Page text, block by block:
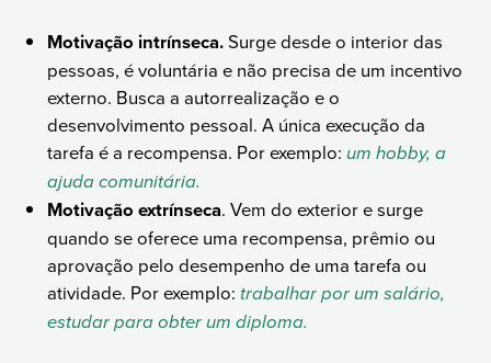
Motivação intrínseca.Surge desde o interior das
pessoas, é voluntária e não precisa de um incentivo
externo. Busca a autorrealização e o
desenvolvimento pessoal. A única execução da
tarefa é a recompensa. Por exemplo: um hobby, a
ajuda comunitária.
Motivação extrínseca. Vem do exterior e surge
quando se oferece uma recompensa, prêmio ou
aprovação pelo desempenho de uma tarefa ou
atividade. Por exemplo: trabalhar por um salário,
estudar para obter um diploma.